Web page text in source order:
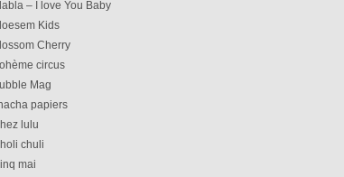
– I love You Baby
Kids
Cherry
circus
Mag
papiers
lulu
chuli
mai